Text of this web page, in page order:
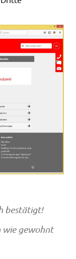
bestätigt!
wie gewohnt